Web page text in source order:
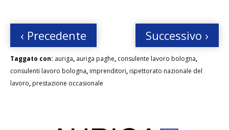
‹ Precedente Successivo ›
Taggato con: auriga, auriga paghe, consulente lavoro bologna,
consulenti lavoro bologna, imprenditori, ispettorato nazionale del
lavoro, prestazione occasionale